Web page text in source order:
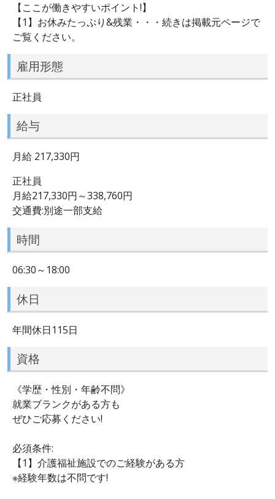
【ここが働きやすいポイント!】
【1】お休みたっぷり&残業・・・続きは掲載元ページで
ご覧ください。
雇用形態
正社員
給与
月給 217,330円
正社員
月給217,330円～338,760円
交通費:別途一部支給
時間
06:30～18:00
休日
年間休日115日
資格
《学歴・性別・年齢不問》
就業ブランクがある方も
ぜひご応募ください!
必須条件:
【1】介護福祉施設でのご経験がある方
※経験年数は不問です!